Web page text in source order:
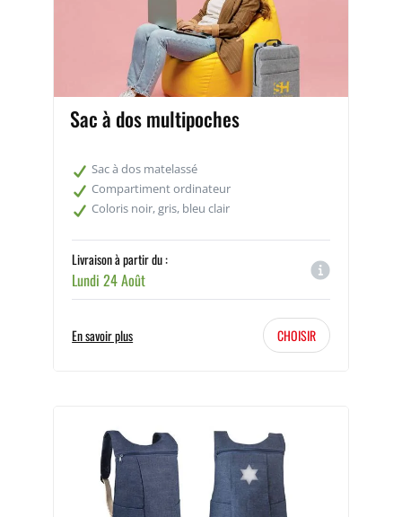
sac à dos
Sac à dos multipoches
Sac à dos matelassé
Compartiment ordinateur
Coloris noir, gris, bleu clair
Livraison à partir du :
Lundi 24 Août
En savoir plus CHOISIR